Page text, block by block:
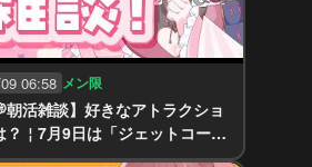
06:58 メン限
朝活雑談】好きなアトラクショ
？￤7月9日は「ジェットコース
の日」【 #μyustream ￤#りあ